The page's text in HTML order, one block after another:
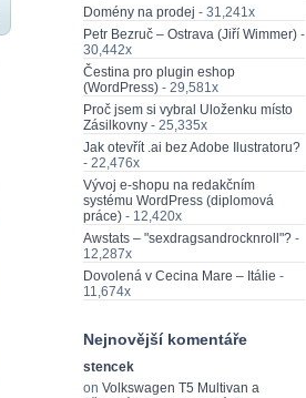
Domény na prodej - 31,241x
Petr Bezruč – Ostrava (Jiří Wimmer) -
30,442x
Čestina pro plugin eshop
(WordPress) - 29,581x
Proč jsem si vybral Uloženku místo
Zásilkovny - 25,335x
Jak otevřít .ai bez Adobe Ilustratoru?
- 22,476x
Vývoj e-shopu na redakčním
systému WordPress (diplomová
práce) - 12,420x
Awstats – "sexdragsandrocknroll"? -
12,287x
Dovolená v Cecina Mare – Itálie -
11,674x
Nejnovější komentáře
stencek
on Volkswagen T5 Multivan a